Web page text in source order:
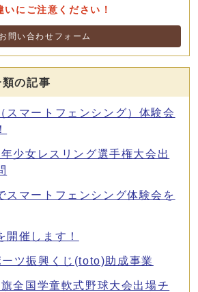
にご注意ください！
お問い合わせフォーム
の記事
スマートフェンシング）体験会
少女レスリング選手権大会出
スマートフェンシング体験会を
開催します！
ツ振興くじ(toto)助成事業
全国学童軟式野球大会出場チ